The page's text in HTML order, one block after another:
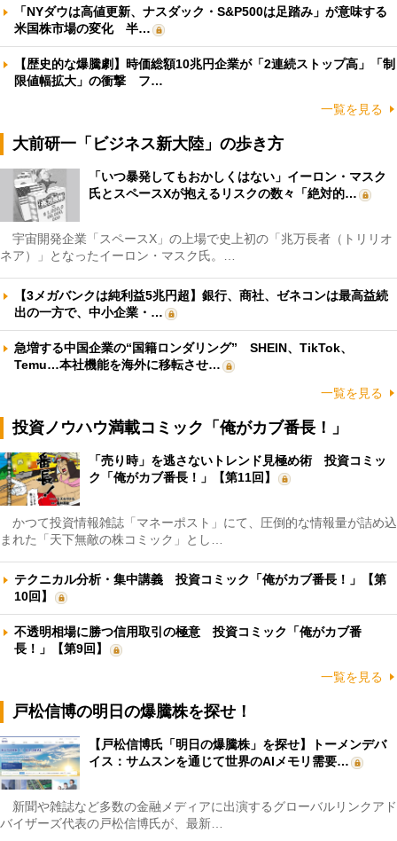
「NYダウは高値更新、ナスダック・S&P500は足踏み」が意味する
米国株市場の変化 半…
【歴史的な爆騰劇】時価総額10兆円企業が「2連続ストップ高」「制
限値幅拡大」の衝撃 フ…
一覧を見る
大前研一「ビジネス新大陸」の歩き方
「いつ暴発してもおかしくはない」イーロン・マスク
氏とスペースXが抱えるリスクの数々「絶対的…
宇宙開発企業「スペースX」の上場で史上初の「兆万長者（トリリオ
ネア）」となったイーロン・マスク氏。…
【3メガバンクは純利益5兆円超】銀行、商社、ゼネコンは最高益続
出の一方で、中小企業・…
急増する中国企業の“国籍ロンダリング” SHEIN、TikTok、
Temu…本社機能を海外に移転させ…
一覧を見る
投資ノウハウ満載コミック「俺がカブ番長！」
「売り時」を逃さないトレンド見極め術 投資コミッ
ク「俺がカブ番長！」【第11回】
かつて投資情報雑誌「マネーポスト」にて、圧倒的な情報量が詰め込
まれた「天下無敵の株コミック」とし…
テクニカル分析・集中講義 投資コミック「俺がカブ番長！」【第
10回】
不透明相場に勝つ信用取引の極意 投資コミック「俺がカブ番
長！」【第9回】
一覧を見る
戸松信博の明日の爆騰株を探せ！
【戸松信博氏「明日の爆騰株」を探せ】トーメンデバ
イス：サムスンを通じて世界のAIメモリ需要…
新聞や雑誌など多数の金融メディアに出演するグローバルリンクアド
バイザーズ代表の戸松信博氏が、最新…